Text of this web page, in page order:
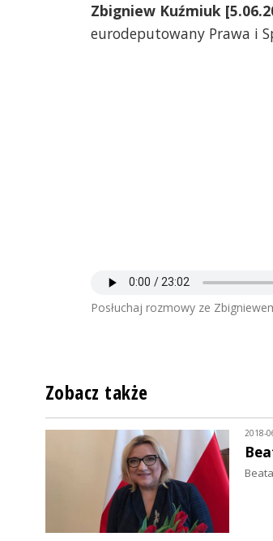
Zbigniew Kuźmiuk
eurodeputowany Prawa i
Posłuchaj rozmowy ze
Zobacz także
2018-